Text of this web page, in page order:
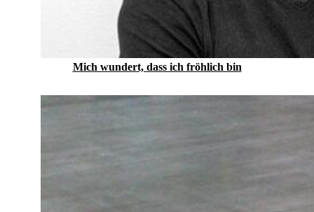
Mich wundert, dass ich fröhlich bin